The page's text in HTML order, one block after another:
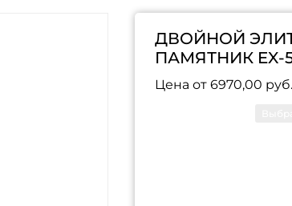
ДВОЙНОЙ
ПАМЯТНИК EX-
Цена от 6970,00 руб.